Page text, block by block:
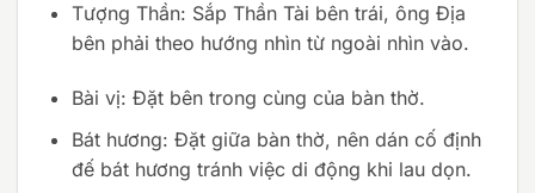
Tượng Thần: Sắp Thần Tài bên trái, ông Địa
bên phải theo hướng nhìn từ ngoài nhìn vào.
Bài vị: Đặt bên trong cùng của bàn thờ.
Bát hương: Đặt giữa bàn thờ, nên dán cố định
đế bát hương tránh việc di động khi lau dọn.